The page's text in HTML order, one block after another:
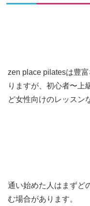
zen place pilatesは豊
りますが、初心者〜上
ど女性向けのレッスン
通い始めた人はまずど
む場合があります。